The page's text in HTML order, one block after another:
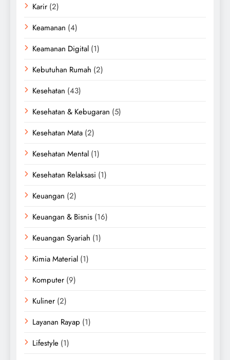
Karir (2)
Keamanan (4)
Keamanan Digital (1)
Kebutuhan Rumah (2)
Kesehatan (43)
Kesehatan & Kebugaran (5)
Kesehatan Mata (2)
Kesehatan Mental (1)
Kesehatan Relaksasi (1)
Keuangan (2)
Keuangan & Bisnis (16)
Keuangan Syariah (1)
Kimia Material (1)
Komputer (9)
Kuliner (2)
Layanan Rayap (1)
Lifestyle (1)